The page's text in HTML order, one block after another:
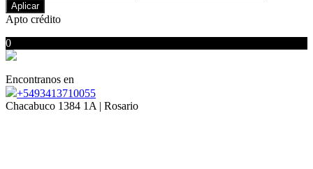
Aplicar
Apto crédito
0
Encontranos en
+5493413710055
Chacabuco 1384 1A | Rosario